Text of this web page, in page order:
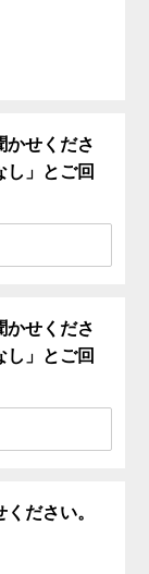
かせくださ
し」とご回
かせくださ
し」とご回
ださい。